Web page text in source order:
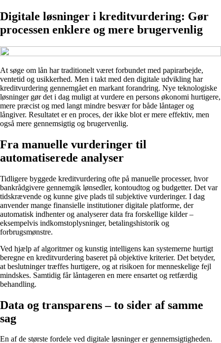
Digitale løsninger i kreditvurdering: Gør
processen enklere og mere brugervenlig
At søge om lån har traditionelt været forbundet med papirarbejde,
ventetid og usikkerhed. Men i takt med den digitale udvikling har
kreditvurdering gennemgået en markant forandring. Nye teknologiske
løsninger gør det i dag muligt at vurdere en persons økonomi hurtigere,
mere præcist og med langt mindre besvær for både låntager og
långiver. Resultatet er en proces, der ikke blot er mere effektiv, men
også mere gennemsigtig og brugervenlig.
Fra manuelle vurderinger til
automatiserede analyser
Tidligere byggede kreditvurdering ofte på manuelle processer, hvor
bankrådgivere gennemgik lønsedler, kontoudtog og budgetter. Det var
tidskrævende og kunne give plads til subjektive vurderinger. I dag
anvender mange finansielle institutioner digitale platforme, der
automatisk indhenter og analyserer data fra forskellige kilder –
eksempelvis indkomstoplysninger, betalingshistorik og
forbrugsmønstre.
Ved hjælp af algoritmer og kunstig intelligens kan systemerne hurtigt
beregne en kreditvurdering baseret på objektive kriterier. Det betyder,
at beslutninger træffes hurtigere, og at risikoen for menneskelige fejl
mindskes. Samtidig får låntageren en mere ensartet og retfærdig
behandling.
Data og transparens – to sider af samme
sag
En af de største fordele ved digitale løsninger er gennemsigtigheden.